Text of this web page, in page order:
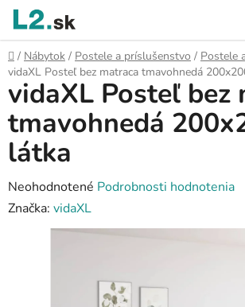
Prejsť
obsah
Domov
/ Nábytok / Postele a príslušenstvo / Postele
vidaXL Posteľ bez matraca tmavohnedá
vidaXL Posteľ bez
tmavohnedá
látka
Priemerné
hodnotenie
produktu
Neohodnotené Podrobnosti hodnotenia
Značka: vidaXL